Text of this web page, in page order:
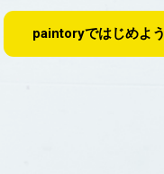
paintoryではじめよう